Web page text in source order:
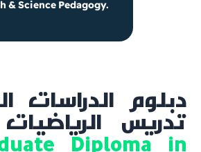
& Science Pedagogy.
دبلوم الدراسات
تدريس
Diploma in